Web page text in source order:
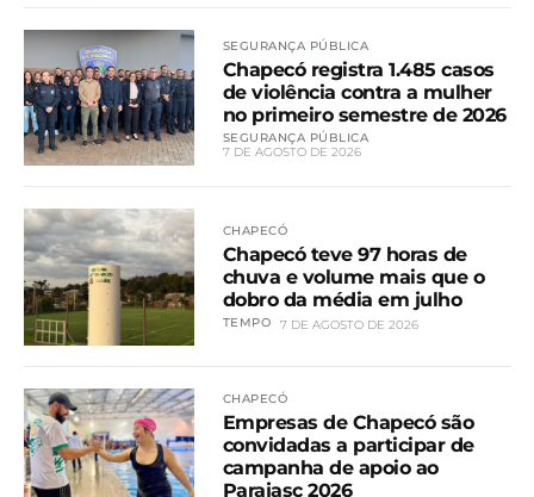
SEGURANÇA PÚBLICA
Chapecó registra 1.485 casos
de violência contra a mulher
no primeiro semestre de 2026
SEGURANÇA PÚBLICA
7 DE AGOSTO DE 2026
CHAPECÓ
Chapecó teve 97 horas de
chuva e volume mais que o
dobro da média em julho
TEMPO 7 DE AGOSTO DE 2026
CHAPECÓ
Empresas de Chapecó são
convidadas a participar de
campanha de apoio ao
Parajasc 2026